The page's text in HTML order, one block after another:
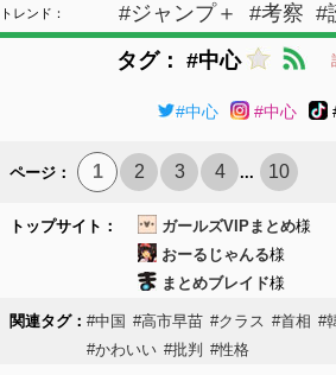
#ジャンプ＋ #考察 #
トレンド：
タグ： #中心
#中心 #中心
ページ： 1 2 3 4 ... 10
トップサイト： ガールズVIPまとめ様
おーるじゃんる様
まとめブレイド様
関連タグ： #中国 #高市早苗 #クラス #首相 #
#かわいい #批判 #性格